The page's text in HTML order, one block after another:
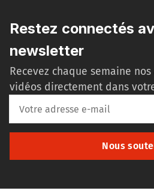
Restez connectés
newsletter
Recevez chaque semaine
vidéos directement dans
Nous